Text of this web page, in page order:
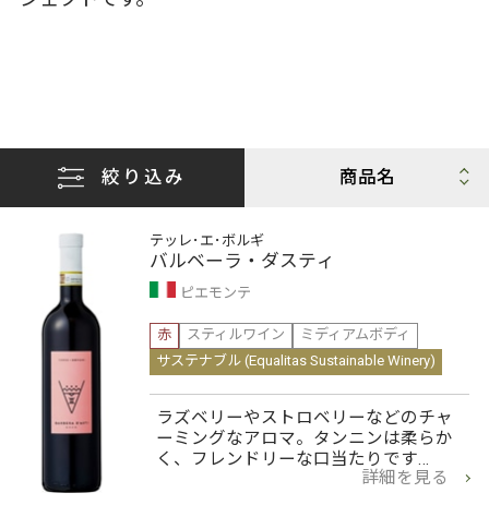
絞り込み
テッレ･エ･ボルギ
バルベーラ・ダスティ
ピエモンテ
赤
スティルワイン
ミディアムボディ
サステナブル (Equalitas Sustainable Winery)
ラズベリーやストロベリーなどのチャ
ーミングなアロマ。タンニンは柔らか
く、フレンドリーな口当たりです…
詳細を見る